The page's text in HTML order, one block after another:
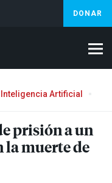
DONAR
Inteligencia Artificial
prisión a un
muerte de